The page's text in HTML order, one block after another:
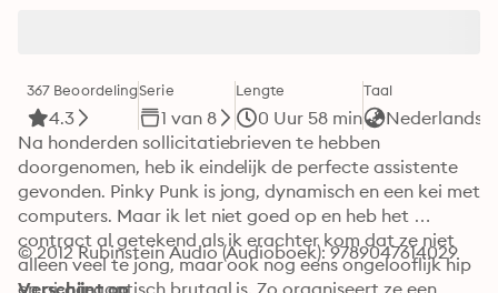
367 Beoordeling
4.3
Serie
1 van 8
Lengte
0 Uur 58 min
Taal
Nederlands
Na honderden sollicitatiebrieven te hebben
doorgenomen, heb ik eindelijk de perfecte assistente
gevonden. Pinky Punk is jong, dynamisch en een kei met
computers. Maar ik let niet goed op en heb het
contract al getekend als ik erachter kom dat ze niet
alleen veel te jong, maar ook nog eens ongelooflijk hip
en gi-ga-gantisch brutaal is. Zo organiseert ze een
© 2012 Rubinstein Audio (Audioboek): 9789047614029
Verschijnt op